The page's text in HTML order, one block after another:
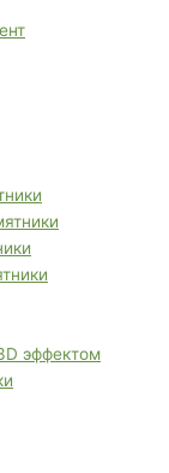
эффектом